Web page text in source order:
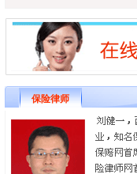
保险律师